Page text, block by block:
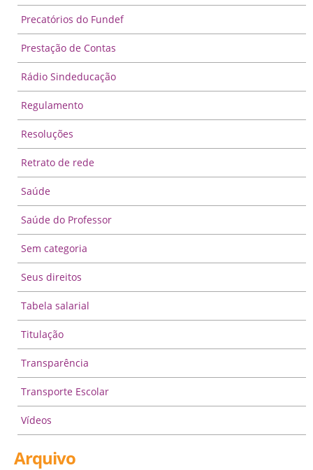
Precatórios do Fundef
Prestação de Contas
Rádio Sindeducação
Regulamento
Resoluções
Retrato de rede
Saúde
Saúde do Professor
Sem categoria
Seus direitos
Tabela salarial
Titulação
Transparência
Transporte Escolar
Vídeos
Arquivo